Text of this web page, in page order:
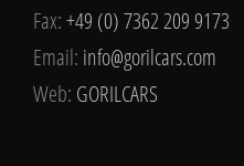
Fax:+49 (0) 7362 209 9173
Email: info@gorilcars.com
Web: GORILCARS